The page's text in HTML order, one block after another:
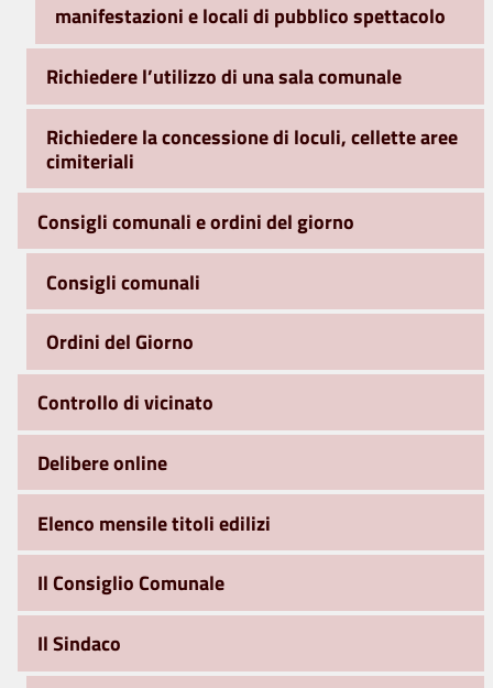
manifestazioni e locali di pubblico spettacolo
Richiedere l’utilizzo di una sala comunale
Richiedere la concessione di loculi, cellette aree
cimiteriali
Consigli comunali e ordini del giorno
Consigli comunali
Ordini del Giorno
Controllo di vicinato
Delibere online
Elenco mensile titoli edilizi
Il Consiglio Comunale
Il Sindaco